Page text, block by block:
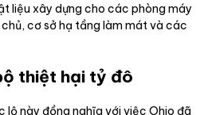
liệu xây dựng cho các phòng máy
cơ sở hạ tầng làm mát và các
thiệt hại tỷ đô
lộ này đồng nghĩa với việc Ohio đã